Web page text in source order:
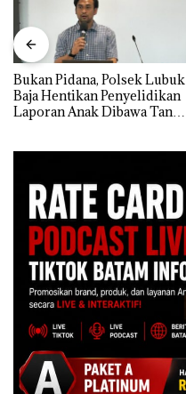
Bukan Pidana, Polsek Lubuk
Baja Hentikan Penyelidikan
Laporan Anak Dibawa Tanpa